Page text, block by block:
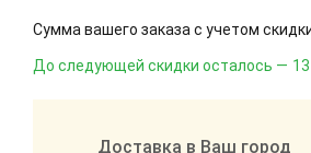
Сумма вашего заказа с учетом
До следующей скидки осталось —
Доставка в Ваш город